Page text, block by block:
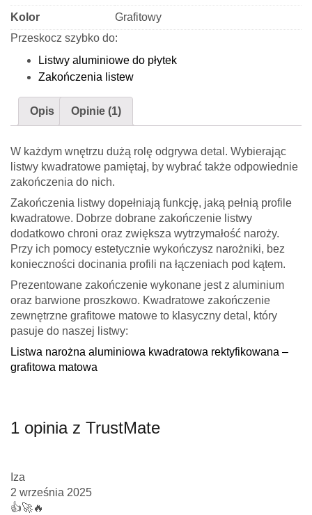
Kolor
Grafitowy
Przeskocz szybko do:
Listwy aluminiowe do płytek
Zakończenia listew
Opis Opinie (1)
W każdym wnętrzu dużą rolę odgrywa detal. Wybierając
listwy kwadratowe pamiętaj, by wybrać także odpowiednie
zakończenia do nich.
Zakończenia listwy dopełniają funkcję, jaką pełnią profile
kwadratowe. Dobrze dobrane zakończenie listwy
dodatkowo chroni oraz zwiększa wytrzymałość naroży.
Przy ich pomocy estetycznie wykończysz narożniki, bez
konieczności docinania profili na łączeniach pod kątem.
Prezentowane zakończenie wykonane jest z aluminium
oraz barwione proszkowo. Kwadratowe zakończenie
zewnętrzne grafitowe matowe to klasyczny detal, który
pasuje do naszej listwy:
Listwa narożna aluminiowa kwadratowa rektyfikowana –
grafitowa matowa
1 opinia z TrustMate
Iza
2 września 2025
👍️🚀🔥